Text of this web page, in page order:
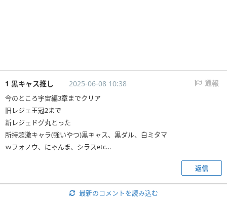
1 黒キャス推し 2025-06-08 10:38 通報
今のところ宇宙編3章までクリア
旧レジェ王冠2まで
新レジェドグ丸とった
所持超激キャラ(強いやつ)黒キャス、黒ダル、白ミタマ
ｗフォノウ、にゃんま、シラスetc…
返信
最新のコメントを読み込む